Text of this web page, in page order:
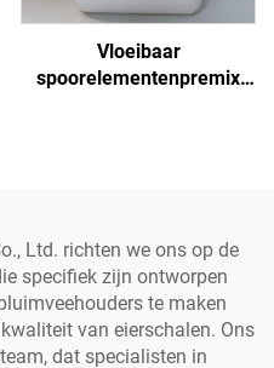
Vloeibaar
spoorelementenpremix
Ltd. richten we ons op de
specifiek zijn ontworpen
te maken
van eierschalen. Ons
dat specialisten in